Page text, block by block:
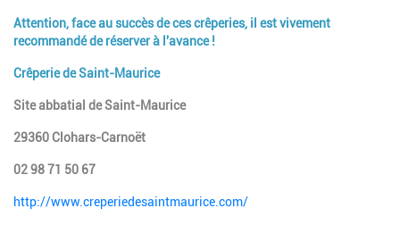
Attention, face au succès de ces crêperies, il est vivement
recommandé de réserver à l'avance !
Crêperie de Saint-Maurice
Site abbatial de Saint-Maurice
29360 Clohars-Carnoët
02 98 71 50 67
http://www.creperiedesaintmaurice.com/